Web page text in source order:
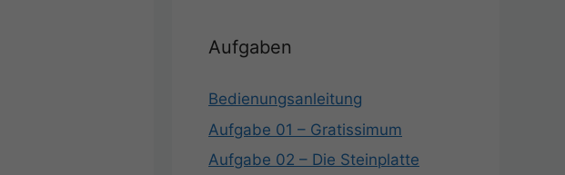
Aufgaben
Bedienungsanleitung
Aufgabe 01 – Gratissimum
Aufgabe 02 – Die Steinplatte